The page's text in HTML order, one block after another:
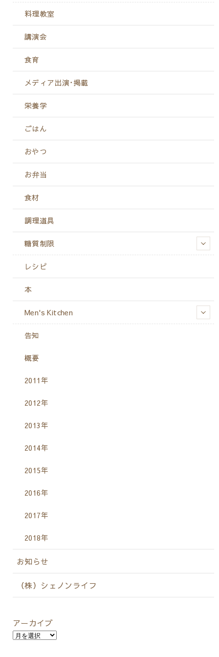
料理教室
講演会
食育
メディア出演･掲載
栄養学
ごはん
おやつ
お弁当
食材
調理道具
糖質制限
レシピ
本
Men's Kitchen
告知
概要
2011年
2012年
2013年
2014年
2015年
2016年
2017年
2018年
お知らせ
（株）シェノンライフ
アーカイブ